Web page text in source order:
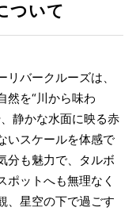
ついて
バークルーズは、
然を“川から味わ
静かな水面に映る赤
いスケールを体感で
分も魅力で、タルボ
ポットへも無理なく
、星空の下で過ごす